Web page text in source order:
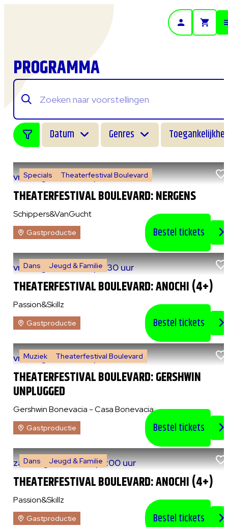
PROGRAMMA
Datum Genres
THEATERFESTIVAL BOULEVARD: NERGENS
Specials Theaterfestival Boulevard
vr 7 augustus 2026|14:00 uur
Schippers&VanGucht
Gastproductie Bestel tickets
THEATERFESTIVAL BOULEVARD: ANOCHI (4+)
Dans Jeugd & Familie
vr 7 augustus 2026|14:30 uur
Passion&Skillz
Gastproductie Bestel tickets
THEATERFESTIVAL BOULEVARD: GERSHWIN
UNPLUGGED
Muziek Theaterfestival Boulevard
vr 7 augustus 2026|20:30 uur
Gershwin Bonevacia - Casa Bonevacia
Gastproductie Bestel tickets
THEATERFESTIVAL BOULEVARD: ANOCHI (4+)
Dans Jeugd & Familie
za 8 augustus 2026|13:00 uur
Passion&Skillz
Gastproductie Bestel tickets